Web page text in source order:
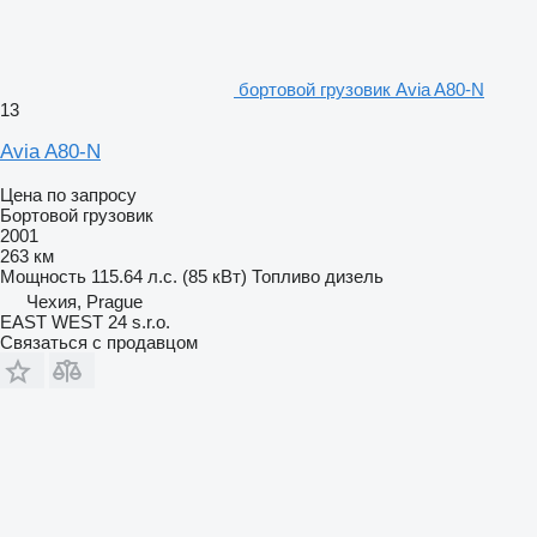
бортовой грузовик Avia A80-N
13
Avia A80-N
Цена по запросу
Бортовой грузовик
2001
263 км
Мощность 115.64 л.с. (85 кВт) Топливо дизель
Чехия, Prague
EAST WEST 24 s.r.o.
Связаться с продавцом